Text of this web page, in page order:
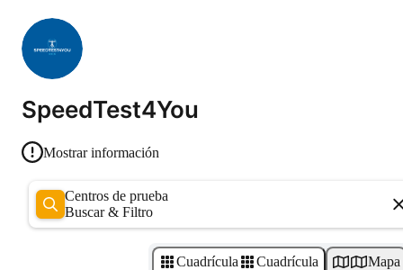
SpeedTest4You
Mostrar información
Centros de prueba
Buscar & Filtro
Cuadrícula Cuadrícula Mapa